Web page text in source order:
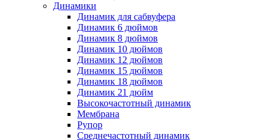
Динамики
Динамик для сабвуфера
Динамик 6 дюймов
Динамик 8 дюймов
Динамик 10 дюймов
Динамик 12 дюймов
Динамик 15 дюймов
Динамик 18 дюймов
Динамик 21 дюйм
Высокочастотный динамик
Мембрана
Рупор
Среднечастотный динамик